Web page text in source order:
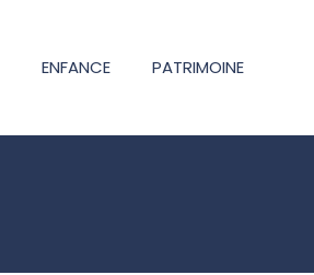
ENFANCE PATRIMOINE